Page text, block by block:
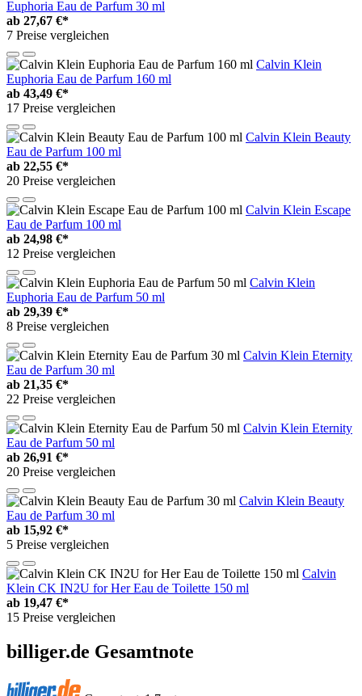
Euphoria Eau de Parfum 30 ml
ab 27,67 €*
7 Preise vergleichen
Calvin Klein
Euphoria Eau de Parfum 160 ml
ab 43,49 €*
17 Preise vergleichen
Calvin Klein Beauty
Eau de Parfum 100 ml
ab 22,55 €*
20 Preise vergleichen
Calvin Klein Escape
Eau de Parfum 100 ml
ab 24,98 €*
12 Preise vergleichen
Calvin Klein
Euphoria Eau de Parfum 50 ml
ab 29,39 €*
8 Preise vergleichen
Calvin Klein Eternity
Eau de Parfum 30 ml
ab 21,35 €*
22 Preise vergleichen
Calvin Klein Eternity
Eau de Parfum 50 ml
ab 26,91 €*
20 Preise vergleichen
Calvin Klein Beauty
Eau de Parfum 30 ml
ab 15,92 €*
5 Preise vergleichen
Calvin
Klein CK IN2U for Her Eau de Toilette 150 ml
ab 19,47 €*
15 Preise vergleichen
billiger.de Gesamtnote